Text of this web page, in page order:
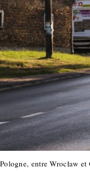
Pologne, entre Wrocław